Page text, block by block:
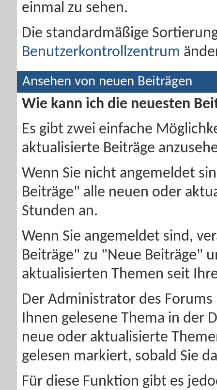
einmal zu sehen.
Die standardmäßige
Benutzerkontrollzentrum
Ansehen von neuen Beiträgen
Wie kann ich die neuesten
Es gibt zwei einfache
aktualisierte Beiträge
Wenn Sie nicht angemeldet
Beiträge" alle neuen oder
Stunden an.
Wenn Sie angemeldet sind,
Beiträge" zu "Neue Beiträge"
aktualisierten Themen seit
Der Administrator des
Ihnen gelesene Thema in der
neue oder aktualisierte
gelesen markiert, sobald Sie
Für diese Funktion gibt es